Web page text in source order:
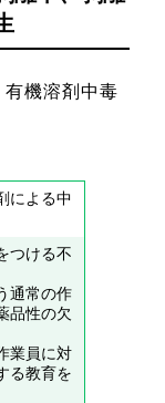
機溶剤中毒
による中
つける不
通常の作
品性の欠
業員に対
る教育を